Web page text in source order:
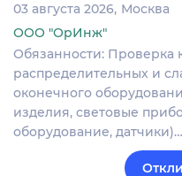
03 августа 2026 Москва
ООО "ОрИнж"
Обязанности: Проверка
распределительных и
оконечного
изделия, световые
оборудование, датчики)…